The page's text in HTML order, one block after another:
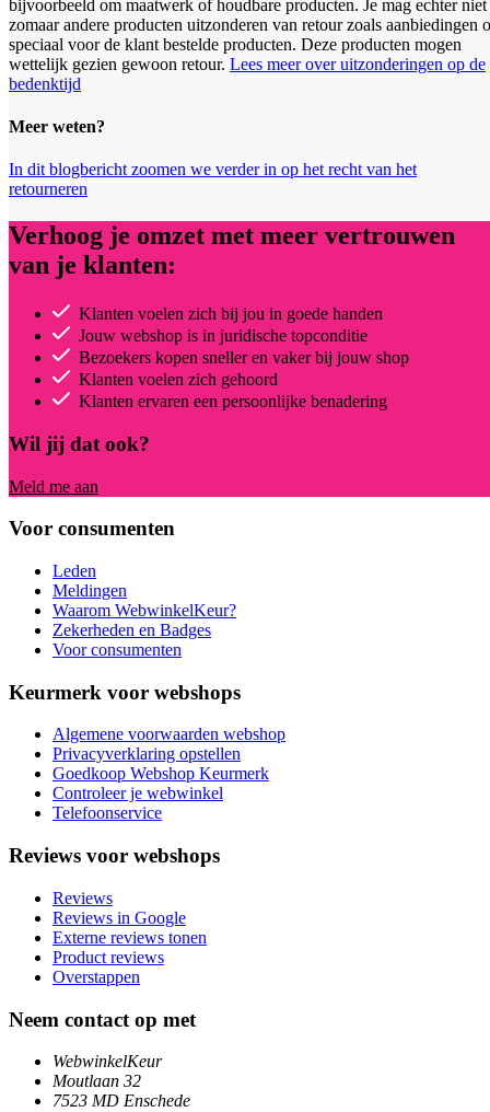
bijvoorbeeld om maatwerk of houdbare producten. Je mag echter niet
zomaar andere producten uitzonderen van retour zoals aanbiedingen
speciaal voor de klant bestelde producten. Deze producten mogen
wettelijk gezien gewoon retour. Lees meer over uitzonderingen op de
bedenktijd
Meer weten?
In dit blogbericht zoomen we verder in op het recht van het
retourneren
Verhoog je omzet met meer vertrouwen
van je klanten:
Klanten voelen zich bij jou in goede handen
Jouw webshop is in juridische topconditie
Bezoekers kopen sneller en vaker bij jouw shop
Klanten voelen zich gehoord
Klanten ervaren een persoonlijke benadering
Wil jij dat ook?
Meld me aan
Voor consumenten
Leden
Meldingen
Waarom WebwinkelKeur?
Zekerheden en Badges
Voor consumenten
Keurmerk voor webshops
Algemene voorwaarden webshop
Privacyverklaring opstellen
Goedkoop Webshop Keurmerk
Controleer je webwinkel
Telefoonservice
Reviews voor webshops
Reviews
Reviews in Google
Externe reviews tonen
Product reviews
Overstappen
Neem contact op met
WebwinkelKeur
Moutlaan 32
7523 MD Enschede